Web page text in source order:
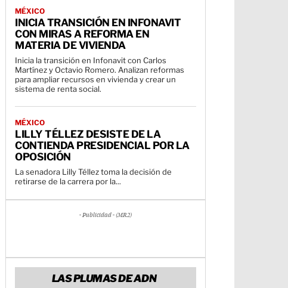
MÉXICO
INICIA TRANSICIÓN EN INFONAVIT
CON MIRAS A REFORMA EN
MATERIA DE VIVIENDA
Inicia la transición en Infonavit con Carlos
Martínez y Octavio Romero. Analizan reformas
para ampliar recursos en vivienda y crear un
sistema de renta social.
MÉXICO
LILLY TÉLLEZ DESISTE DE LA
CONTIENDA PRESIDENCIAL POR LA
OPOSICIÓN
La senadora Lilly Téllez toma la decisión de
retirarse de la carrera por la...
- Publicidad - (MR2)
LAS PLUMAS DE ADN